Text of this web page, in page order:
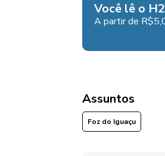
Você lê o
A partir de
Assuntos
Foz do Iguaçu